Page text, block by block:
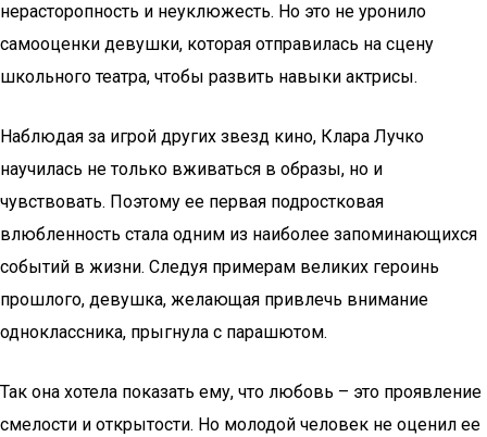
нерасторопность и неуклюжесть. Но это не уронило
самооценки девушки, которая отправилась на сцену
школьного театра, чтобы развить навыки актрисы.
Наблюдая за игрой других звезд кино, Клара Лучко
научилась не только вживаться в образы, но и
чувствовать. Поэтому ее первая подростковая
влюбленность стала одним из наиболее запоминающихся
событий в жизни. Следуя примерам великих героинь
прошлого, девушка, желающая привлечь внимание
одноклассника, прыгнула с парашютом.
Так она хотела показать ему, что любовь – это проявление
смелости и открытости. Но молодой человек не оценил ее